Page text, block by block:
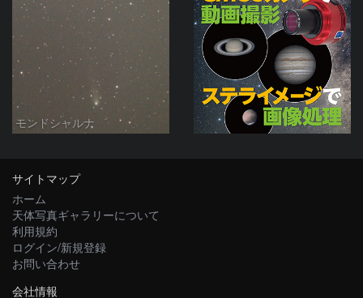
モンドシャルナ
サイトマップ
ホーム
天体写真ギャラリーについて
利用規約
ログイン/新規登録
お問い合わせ
会社情報